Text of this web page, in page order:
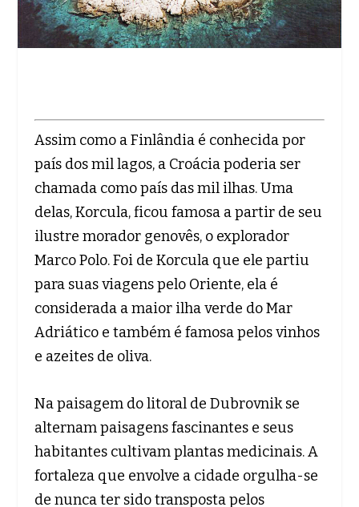
Assim como a Finlândia é conhecida por
país dos mil lagos, a Croácia poderia ser
chamada como país das mil ilhas. Uma
delas, Korcula, ficou famosa a partir de seu
ilustre morador genovês, o explorador
Marco Polo. Foi de Korcula que ele partiu
para suas viagens pelo Oriente, ela é
considerada a maior ilha verde do Mar
Adriático e também é famosa pelos vinhos
e azeites de oliva.
Na paisagem do litoral de Dubrovnik se
alternam paisagens fascinantes e seus
habitantes cultivam plantas medicinais. A
fortaleza que envolve a cidade orgulha-se
de nunca ter sido transposta pelos